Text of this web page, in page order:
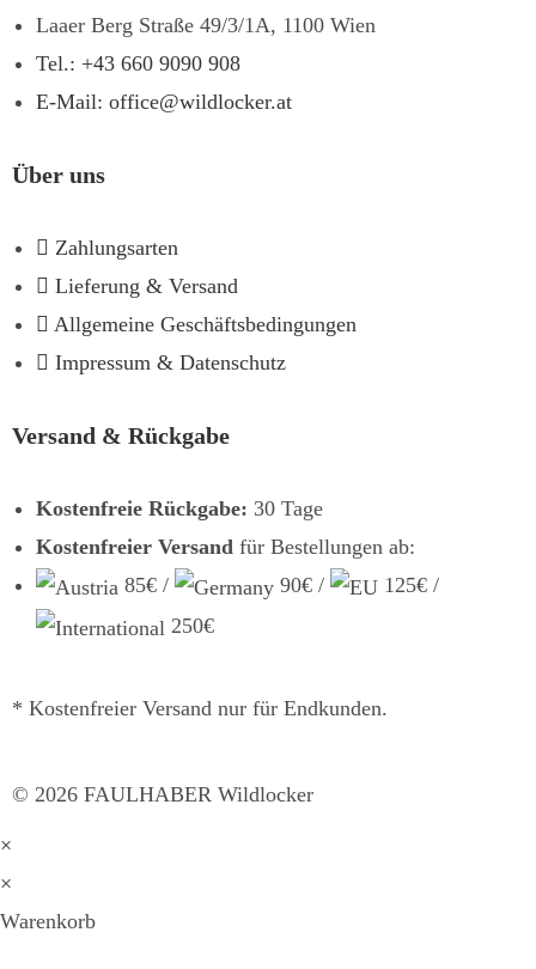
Laaer Berg Straße 49/3/1A, 1100 Wien
Tel.: +43 660 9090 908
E-Mail: office@wildlocker.at
Über uns
Zahlungsarten
Lieferung & Versand
Allgemeine Geschäftsbedingungen
Impressum & Datenschutz
Versand & Rückgabe
Kostenfreie Rückgabe: 30 Tage
Kostenfreier Versand für Bestellungen ab:
85€ /
90€ /
125€ /
250€
* Kostenfreier Versand nur für Endkunden.
© 2026 FAULHABER Wildlocker
×
×
Warenkorb